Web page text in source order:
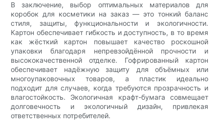
В заключение, выбор оптимальных материалов для
коробок для косметики на заказ — это тонкий баланс
стиля, защиты, функциональности и экологичности.
Картон обеспечивает гибкость и доступность, в то время
как жёсткий картон повышает качество роскошной
упаковки благодаря непревзойдённой прочности и
высококачественной отделке. Гофрированный картон
обеспечивает надёжную защиту для объёмных или
многоупаковочных товаров, а пластик идеально
подходит для случаев, когда требуются прозрачность и
влагостойкость. Экологичная крафт-бумага совмещает
долговечность и экологичный дизайн, привлекая
ответственных потребителей.